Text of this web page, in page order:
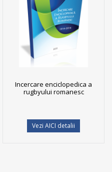
Incercare enciclopedica a
rugbyului romanesc
Vezi AICI detalii